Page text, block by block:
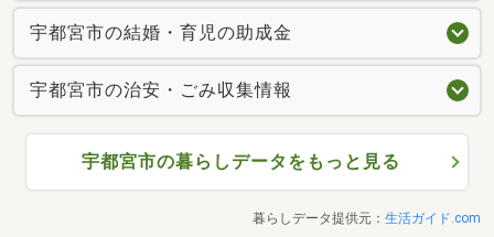
宇都宮市の結婚・育児の助成金
宇都宮市の治安・ごみ収集情報
宇都宮市の暮らしデータをもっと見る
暮らしデータ提供元： 生活ガイド.com